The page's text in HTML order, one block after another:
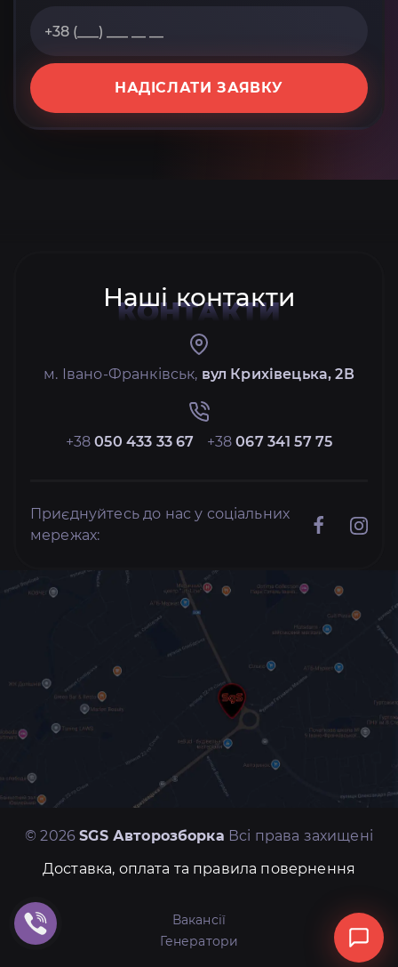
НАДІСЛАТИ ЗАЯВКУ
Наші контакти
КОНТАКТИ
м. Івано-Франківськ, вул Крихівецька, 2В
+38050 433 33 67 +38067 341 57 75
Приєднуйтесь до нас у соціальних
мережах:
© 2026SGS Авторозборка Всі права захищені
Доставка, оплата та правила повернення
Вакансії
Генератори